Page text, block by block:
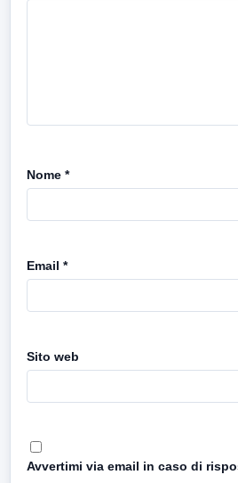
Nome *
Email *
Sito web
Avvertimi via email in caso di